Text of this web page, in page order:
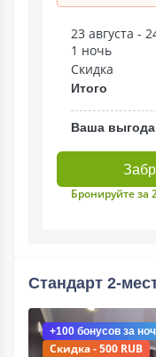
23 августа -
1 ночь
Скидка
Итого
Ваша выгода
Бронируйте за
Стандарт 2-
+100 бонусов за
Скидка - 500 RUB